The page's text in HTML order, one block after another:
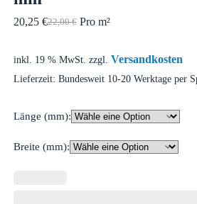
22,00€
20,25 € Pro m²
inkl. 19 % MwSt. zzgl. Versandkosten
Lieferzeit: Bundesweit 10-20 Werktage per
Länge (mm):
Breite (mm):